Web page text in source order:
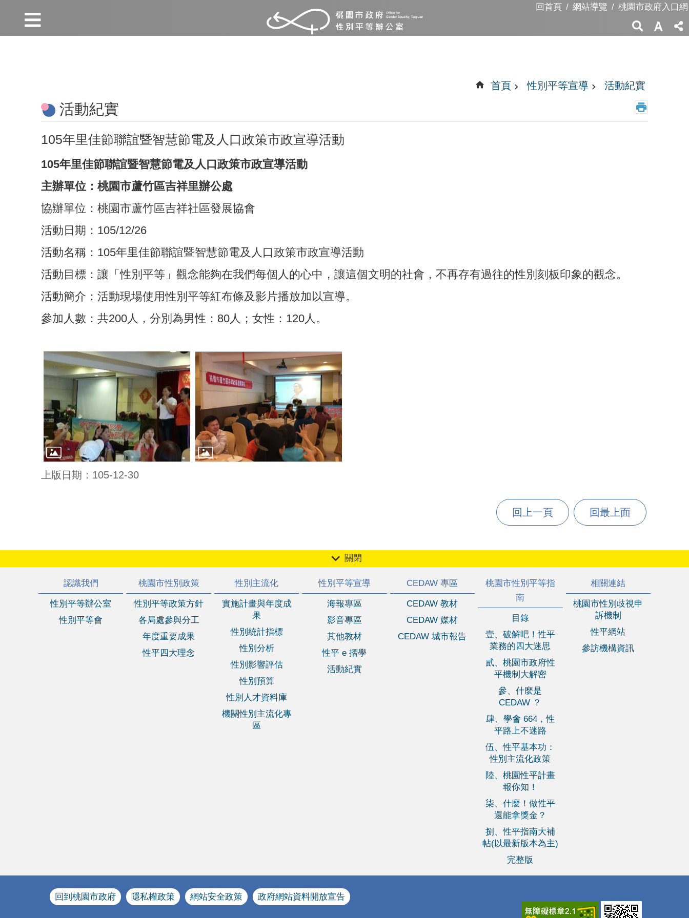
回首頁 網站導覽 桃園市政府入口網
首頁 性別平等宣導 活動紀實
活動紀實
105年里佳節聯誼暨智慧節電及人口政策市政宣導活動
105年里佳節聯誼暨智慧節電及人口政策市政宣導活動
主辦單位：桃園市蘆竹區吉祥里辦公處
協辦單位：桃園市蘆竹區吉祥社區發展協會
活動日期：105/12/26
活動名稱：105年里佳節聯誼暨智慧節電及人口政策市政宣導活動
活動目標：讓「性別平等」觀念能夠在我們每個人的心中，讓這個文明的社會，不再存有過往的性別刻板印象的觀念。
活動簡介：活動現場使用性別平等紅布條及影片播放加以宣導。
參加人數：共200人，分別為男性：80人；女性：120人。
上版日期：105-12-30
回上一頁 回最上面
關閉
認識我們
性別平等辦公室
性別平等會
桃園市性別政策
性別平等政策方針
各局處參與分工
年度重要成果
性平四大理念
性別主流化
實施計畫與年度成
果
性別統計指標
性別分析
性別影響評估
性別預算
性別人才資料庫
機關性別主流化專
區
性別平等宣導
海報專區
影音專區
其他教材
性平 e 摺學
活動紀實
CEDAW 專區
CEDAW 教材
CEDAW 媒材
CEDAW 城市報告
桃園市性別平等指
南
目錄
壹、破解吧！性平
業務的四大迷思
貳、桃園市政府性
平機制大解密
參、什麼是
CEDAW ？
肆、學會 664，性
平路上不迷路
伍、性平基本功：
性別主流化政策
陸、桃園性平計畫
報你知！
柒、什麼！做性平
還能拿獎金？
捌、性平指南大補
帖(以最新版本為主)
完整版
相關連結
桃園市性別歧視申
訴機制
性平網站
參訪機構資訊
回到桃園市政府 隱私權政策 網站安全政策 政府網站資料開放宣告